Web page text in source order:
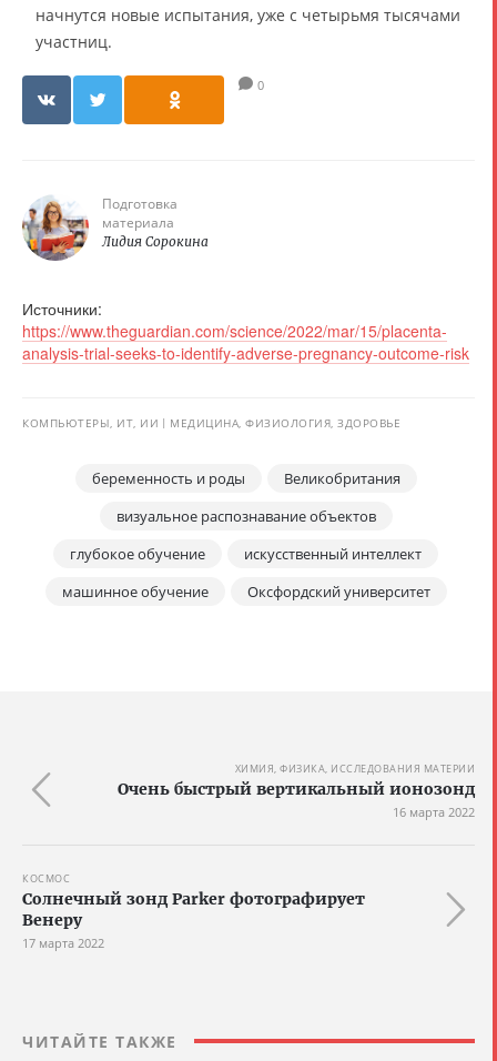
начнутся новые испытания, уже с четырьмя тысячами
участниц.
0
Подготовка
материала
Лидия Сорокина
Источники:
https://www.theguardian.com/science/2022/mar/15/placenta-
analysis-trial-seeks-to-identify-adverse-pregnancy-outcome-risk
КОМПЬЮТЕРЫ, ИТ, ИИ МЕДИЦИНА, ФИЗИОЛОГИЯ, ЗДОРОВЬЕ
беременность и роды
Великобритания
визуальное распознавание объектов
глубокое обучение
искусственный интеллект
машинное обучение
Оксфордский университет
ХИМИЯ, ФИЗИКА, ИССЛЕДОВАНИЯ МАТЕРИИ
Очень быстрый вертикальный ионозонд
16 марта 2022
КОСМОС
Солнечный зонд Parker фотографирует
Венеру
17 марта 2022
ЧИТАЙТЕ ТАКЖЕ